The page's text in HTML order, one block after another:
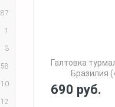
87
1
3
58
10
12
Галтовка
Бразилия
690 руб.